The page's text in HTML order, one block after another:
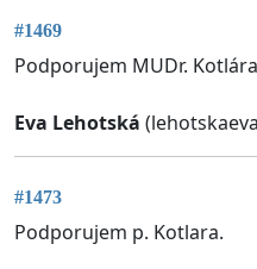
#1469
Podporujem MUDr. Kotlára
Eva Lehotská (
#1473
Podporujem p. Kotlara.